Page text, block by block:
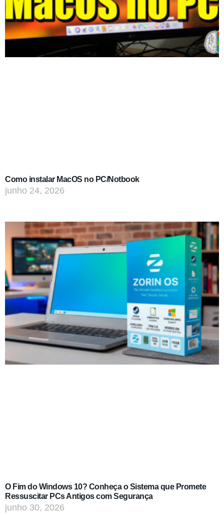
Como instalar MacOS no PC/Notbook
junho 24, 2026
O Fim do Windows 10? Conheça o Sistema que Promete
Ressuscitar PCs Antigos com Segurança
junho 30, 2026